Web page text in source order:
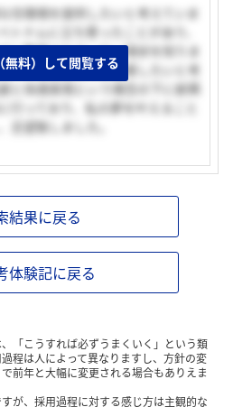
住環境を提供したいと考えていま
トナムに立ち寄ったことがあり、
に整備されていない現状を知りま
人々の生活環境を改善したいと考
と快適実現という理念の下に新興
行っており、私の夢を叶えること
志望致しました。
無料）して閲覧する
結果に戻る
体験記に戻る
「こうすれば必ずうまくいく」という類
程は人によって異なりますし、方針の変
前年と大幅に変更される場合もありえま
が、採用過程に対する感じ方は主観的な